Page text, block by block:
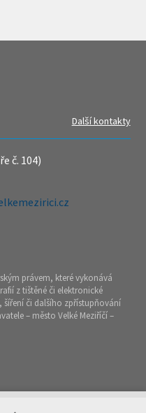
Další kontakty
č. 104)
právem, které vykonává
z tištěné či elektronické
šíření či dalšího zpřístupňování
– město Velké Meziříčí –